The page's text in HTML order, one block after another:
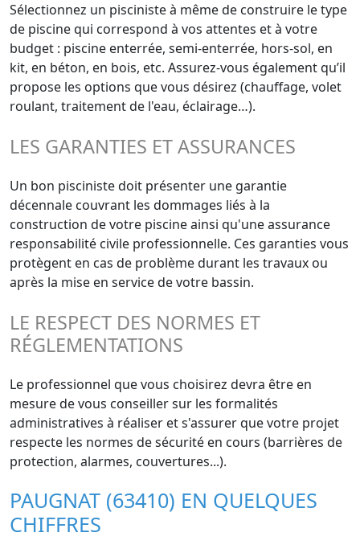
Sélectionnez un pisciniste à même de construire le type
de piscine qui correspond à vos attentes et à votre
budget : piscine enterrée, semi-enterrée, hors-sol, en
kit, en béton, en bois, etc. Assurez-vous également qu’il
propose les options que vous désirez (chauffage, volet
roulant, traitement de l'eau, éclairage…).
LES GARANTIES ET ASSURANCES
Un bon pisciniste doit présenter une garantie
décennale couvrant les dommages liés à la
construction de votre piscine ainsi qu'une assurance
responsabilité civile professionnelle. Ces garanties vous
protègent en cas de problème durant les travaux ou
après la mise en service de votre bassin.
LE RESPECT DES NORMES ET
RÉGLEMENTATIONS
Le professionnel que vous choisirez devra être en
mesure de vous conseiller sur les formalités
administratives à réaliser et s'assurer que votre projet
respecte les normes de sécurité en cours (barrières de
protection, alarmes, couvertures...).
PAUGNAT (63410) EN QUELQUES
CHIFFRES